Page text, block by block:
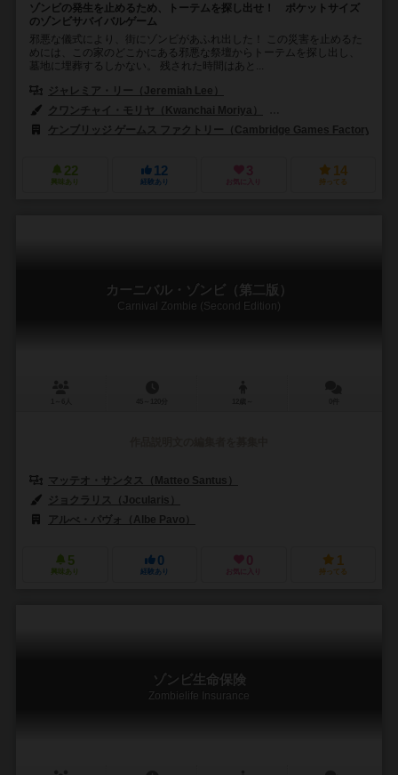
ゾンビの発生を止めるため、トーテムを探し出せ！ ポケットサイズ
のゾンビサバイバルゲーム
邪悪な儀式により、街にゾンビがあふれ出した！ この災害を止めるた
めには、この家のどこかにある邪悪な祭壇からトーテムを探し出し、
墓地に埋葬するしかない。 残された時間はあと...
ジャレミア・リー（Jeremiah Lee）
クワンチャイ・モリヤ（Kwanchai Moriya）
ケンブリッジ ゲームス ファクトリー（Cambridge Games Factory）
22
興味あり
12
経験あり
3
お気に入り
14
持ってる
カーニバル・ゾンビ（第二版）
Carnival Zombie (Second Edition)
マッテオ・サンタス（Matteo Santus）
ジョクラリス（Jocularis）
アルべ・パヴォ（Albe Pavo）
5
興味あり
0
経験あり
0
お気に入り
1
持ってる
ゾンビ生命保険
Zombielife Insurance